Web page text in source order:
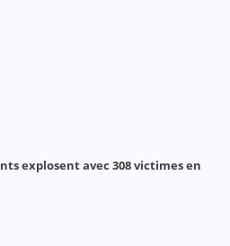
explosent avec 308 victimes en